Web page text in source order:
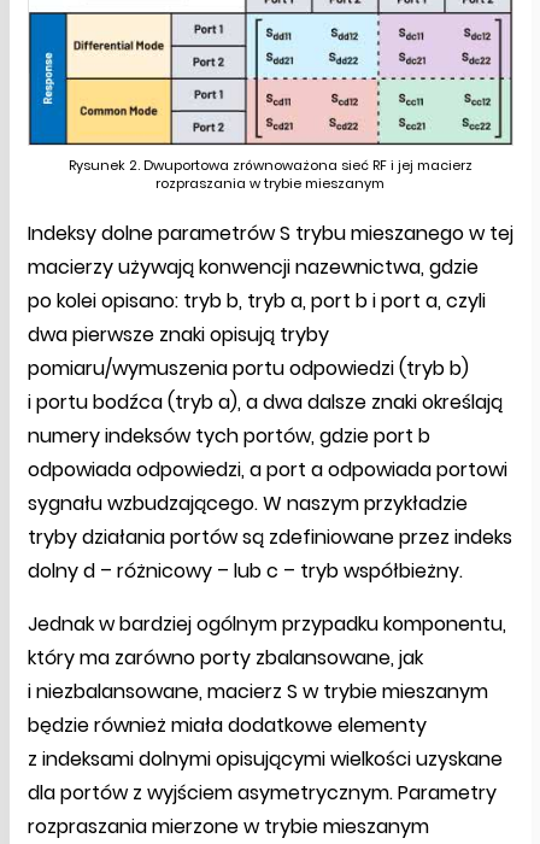
Rysunek 2. Dwuportowa zrównoważona sieć RF i jej macierz
rozpraszania w trybie mieszanym
Indeksy dolne parametrów S trybu mieszanego w tej
macierzy używają konwencji nazewnictwa, gdzie
po kolei opisano: tryb b, tryb a, port b i port a, czyli
dwa pierwsze znaki opisują tryby
pomiaru/wymuszenia portu odpowiedzi (tryb b)
i portu bodźca (tryb a), a dwa dalsze znaki określają
numery indeksów tych portów, gdzie port b
odpowiada odpowiedzi, a port a odpowiada portowi
sygnału wzbudzającego. W naszym przykładzie
tryby działania portów są zdefiniowane przez indeks
dolny d – różnicowy – lub c – tryb współbieżny.
Jednak w bardziej ogólnym przypadku komponentu,
który ma zarówno porty zbalansowane, jak
i niezbalansowane, macierz S w trybie mieszanym
będzie również miała dodatkowe elementy
z indeksami dolnymi opisującymi wielkości uzyskane
dla portów z wyjściem asymetrycznym. Parametry
rozpraszania mierzone w trybie mieszanym